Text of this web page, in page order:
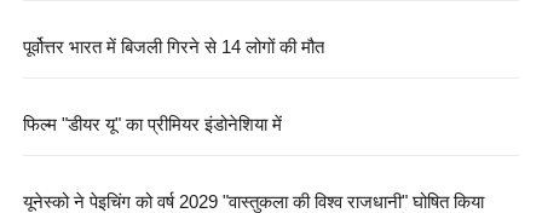
पूर्वोत्तर भारत में बिजली गिरने से 14 लोगों की मौत
फिल्म "डीयर यू" का प्रीमियर इंडोनेशिया में
यूनेस्को ने पेइचिंग को वर्ष 2029 "वास्तुकला की विश्व राजधानी" घोषित किया